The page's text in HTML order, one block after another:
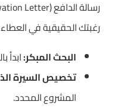
رغبتك الحقيقية في
البحث المبكر:ابدأ بالبحث
تخصيص السيرة
المشروع المحدد.